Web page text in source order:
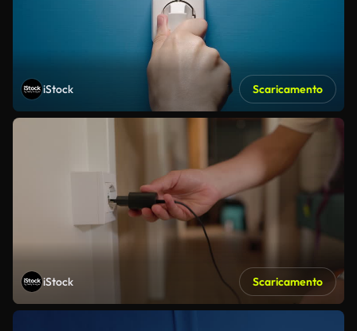
iStock Scaricamento
iStock Scaricamento